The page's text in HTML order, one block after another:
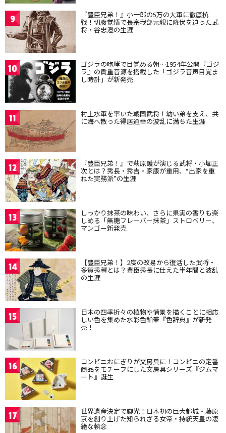
9 『豊臣兄弟！』小一郎の5万の大軍に徹底抗
戦！切腹覚悟で長宗我部元親に降伏を迫った武
将・谷忠澄の生涯
10 ゴジラの咆哮で目覚める朝…1954年公開『ゴジ
ラ』の貴重音源を搭載した「ゴジラ音声目覚ま
し時計」が新発売
11 村上水軍を率いた戦国武将！幼い弟を支え、共
に海へ散った得居通幸の波乱に満ちた生涯
12 『豊臣兄弟！』で萩原護が演じる武将・小堀正
次とは？秀長・秀吉・家康が重用、“出家を重
ねた実務派”の生涯
13 しっかり抹茶の味わい、さらに果実の香りも楽
しめる「無糖フレーバー抹茶」ストロベリー、
マンゴー新発売
14 【豊臣兄弟！】2度の改易から復活した武将・
多賀秀種とは？豊臣秀長に仕えた半年間と波乱
の生涯
15 日本の四季折々の植物や情景を描くことに相応
しい色を集めた水彩色鉛筆『色辞典』が新発
売！
16 コンビニおにぎりが文房具に！コンビニの定番
商品をモチーフにした文房具シリーズ『ジムマ
ート』誕生
17 世界遺産決定で脚光！日本初の巨大都城・藤原
京を創り上げた知られざる女帝・持統天皇の凄
絶な執念